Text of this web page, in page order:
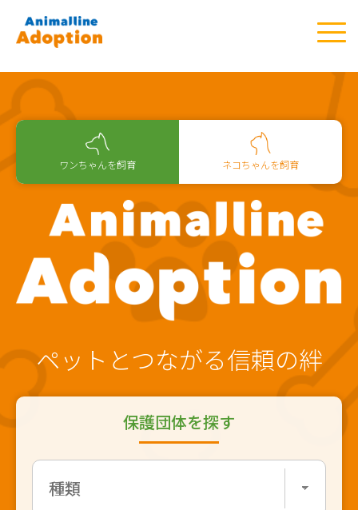
ワンちゃんを飼育 ネコちゃんを飼育
ペットとつながる信頼の絆
保護団体を探す